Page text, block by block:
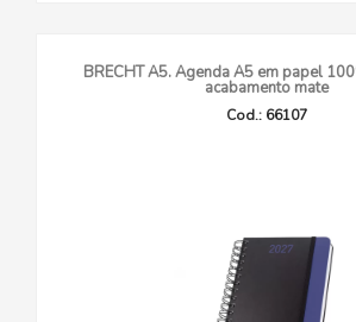
BRECHT A5. Agenda A5 em papel
acabamento mate
Cod.: 66107